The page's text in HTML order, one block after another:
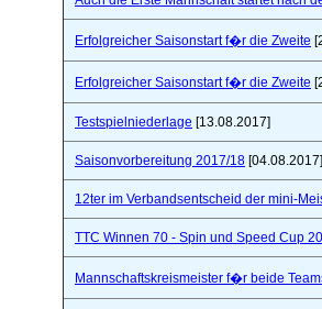
Erfolgreicher Saisonstart f�r die Zweite
Erfolgreicher Saisonstart f�r die Zweite
Testspielniederlage [13.08.2017]
Saisonvorbereitung 2017/18 [04.08.2017]
12ter im Verbandsentscheid der mini-
TTC Winnen 70 - Spin und Speed Cup
Mannschaftskreismeister f�r beide